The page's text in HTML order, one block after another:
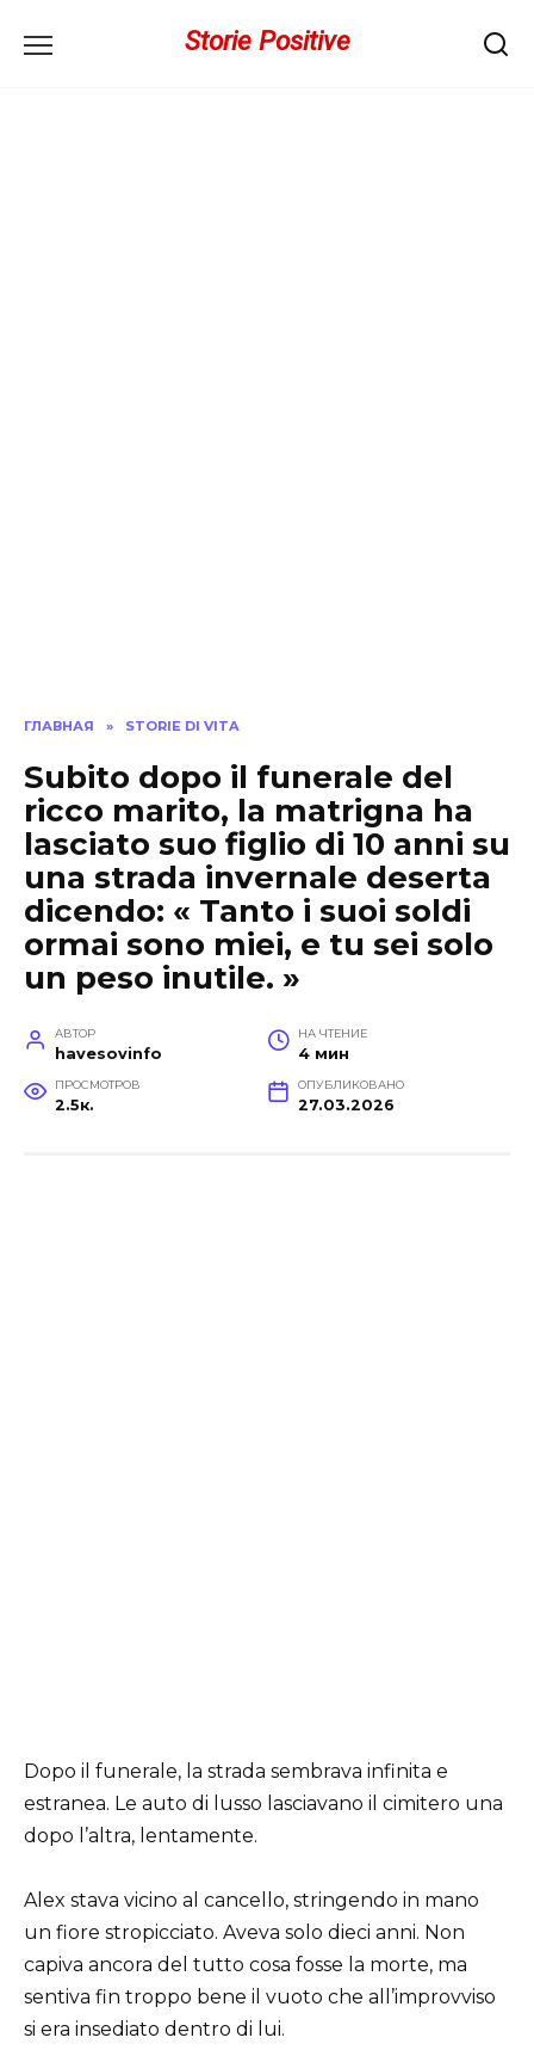
Storie Positive
ГЛАВНАЯ » STORIE DI VITA
Subito dopo il funerale del
ricco marito, la matrigna ha
lasciato suo figlio di 10 anni su
una strada invernale deserta
dicendo: « Tanto i suoi soldi
ormai sono miei, e tu sei solo
un peso inutile. »
АВТОР
havesovinfo
НА ЧТЕНИЕ
4 мин
ПРОСМОТРОВ
2.5к.
ОПУБЛИКОВАНО
27.03.2026
Dopo il funerale, la strada sembrava infinita e
estranea. Le auto di lusso lasciavano il cimitero una
dopo l’altra, lentamente.
Alex stava vicino al cancello, stringendo in mano
un fiore stropicciato. Aveva solo dieci anni. Non
capiva ancora del tutto cosa fosse la morte, ma
sentiva fin troppo bene il vuoto che all’improvviso
si era insediato dentro di lui.